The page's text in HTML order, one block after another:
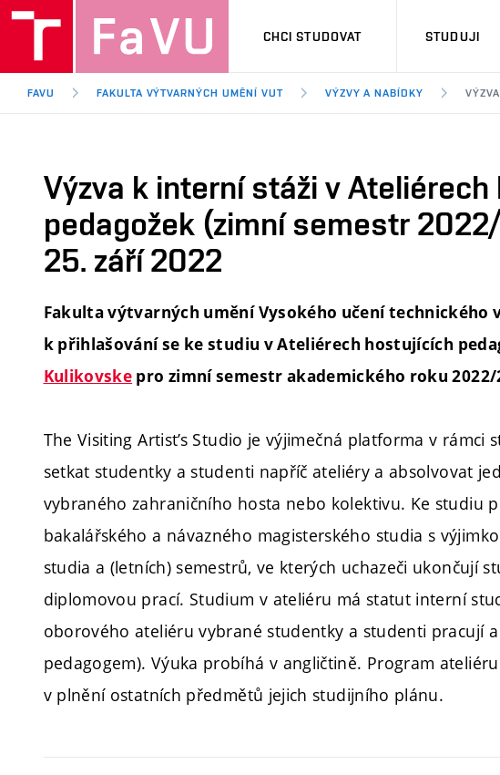
CHCI STUDOVAT STUDUJI
FAVU FAKULTA VÝTVARNÝCH UMĚNÍ VUT VÝZVY A NABÍDKY
Výzva k interní stáži v
pedagožek (zimní semestr
25. září 2022
Fakulta výtvarných umění Vysokého učení technického
k přihlašování se ke studiu v Ateliérech hostujících
Kulikovske pro zimní semestr akademického roku 2022/
The Visiting Artist’s Studio je výjimečná platforma v
setkat studentky a studenti napříč ateliéry a absolvovat
vybraného zahraničního hosta nebo kolektivu. Ke studiu
bakalářského a návazného magisterského studia s
studia a (letních) semestrů, ve kterých uchazeči ukončují
diplomovou prací. Studium v ateliéru má statut interní
oborového ateliéru vybrané studentky a studenti pracují
pedagogem). Výuka probíhá v angličtině. Program
v plnění ostatních předmětů jejich studijního plánu.